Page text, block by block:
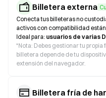
Billetera externa
Conecta tus billeteras no
activos con compatibilidad
Ideal para: usuarios de varias
*Nota: Debes gestionar tu
billetera depende de tu
extensión del navegador.
Billetera fría de